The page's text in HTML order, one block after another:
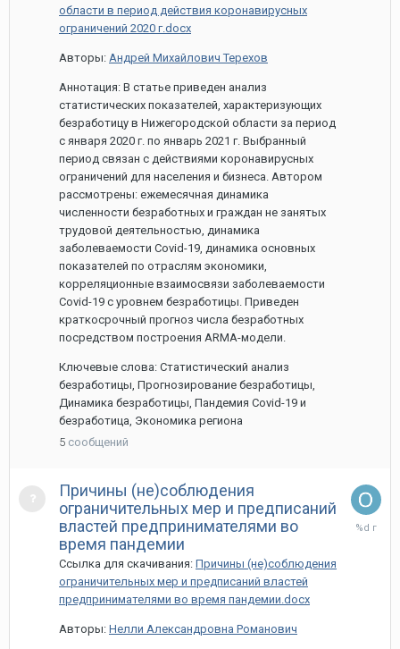
области в период действия коронавирусных
ограничений 2020 г.docx
Авторы: Андрей Михайлович Терехов
Аннотация: В статье приведен анализ
статистических показателей, характеризующих
безработицу в Нижегородской области за период
с января 2020 г. по январь 2021 г. Выбранный
период связан с действиями коронавирусных
ограничений для населения и бизнеса. Автором
рассмотрены: ежемесячная динамика
численности безработных и граждан не занятых
трудовой деятельностью, динамика
заболеваемости Covid-19, динамика основных
показателей по отраслям экономики,
корреляционные взаимосвязи заболеваемости
Covid-19 с уровнем безработицы. Приведен
краткосрочный прогноз числа безработных
посредством построения ARMA-модели.
Ключевые слова: Статистический анализ
безработицы, Прогнозирование безработицы,
Динамика безработицы, Пандемия Covid-19 и
безработица, Экономика региона
5 сообщений
Причины (не)соблюдения
ограничительных мер и предписаний
властей предпринимателями во
время пандемии
Ссылка для скачивания: Причины (не)соблюдения
ограничительных мер и предписаний властей
предпринимателями во время пандемии.docx
Авторы: Нелли Александровна Романович
31